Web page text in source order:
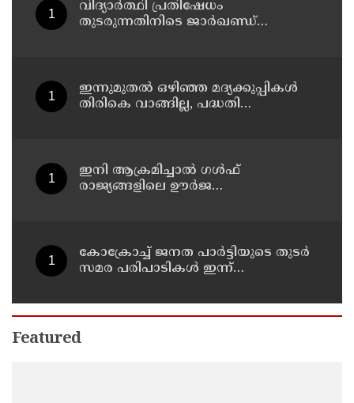
വിദ്യാര്‍ത്ഥി പ്രതിഷേധം
തുടരുന്നതിനിടെ ജാര്‍ഖണ്ഡ്
ഇന്നുമുതല്‍ ഒഴിഞ്ഞ മദ്യക്കുപ്പികള്‍
തിരികെ വാങ്ങില്ല, പദ്ധതി
ഇനി ആക്രമിച്ചാല്‍ ഗള്‍ഫ്
രാജ്യങ്ങളിലെ ഊര്‍ജ
കോക്രോച്ച് ജനത പാര്‍ട്ടിയുടെ തുടര്‍
സമര പരിപാടികള്‍ ഇന്ന്
Featured